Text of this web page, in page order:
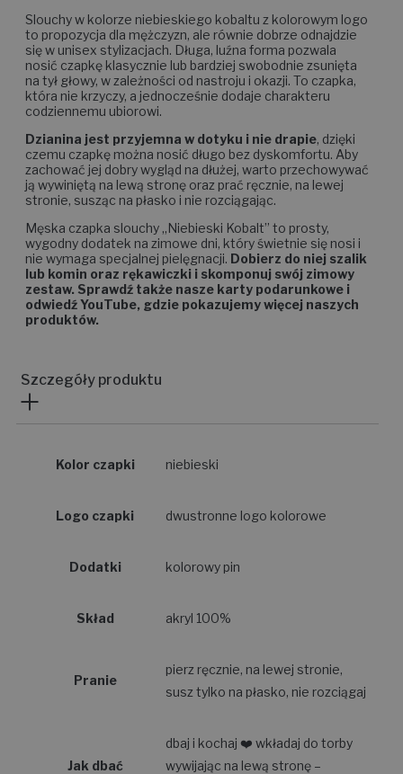
Slouchy w kolorze niebieskiego kobaltu z kolorowym logo
to propozycja dla mężczyzn, ale równie dobrze odnajdzie
się w unisex stylizacjach. Długa, luźna forma pozwala
nosić czapkę klasycznie lub bardziej swobodnie zsunięta
na tył głowy, w zależności od nastroju i okazji. To czapka,
która nie krzyczy, a jednocześnie dodaje charakteru
codziennemu ubiorowi.
Dzianina jest przyjemna w dotyku i nie drapie, dzięki
czemu czapkę można nosić długo bez dyskomfortu. Aby
zachować jej dobry wygląd na dłużej, warto przechowywać
ją wywiniętą na lewą stronę oraz prać ręcznie, na lewej
stronie, susząc na płasko i nie rozciągając.
Męska czapka slouchy „Niebieski Kobalt” to prosty,
wygodny dodatek na zimowe dni, który świetnie się nosi i
nie wymaga specjalnej pielęgnacji. Dobierz do niej szalik
lub komin oraz rękawiczki i skomponuj swój zimowy
zestaw. Sprawdź także nasze karty podarunkowe i
odwiedź YouTube, gdzie pokazujemy więcej naszych
produktów.
Szczegóły produktu
Kolor czapki niebieski
Logo czapki dwustronne logo kolorowe
Dodatki kolorowy pin
Skład akryl 100%
Pranie
pierz ręcznie, na lewej stronie,
susz tylko na płasko, nie rozciągaj
Jak dbać
dbaj i kochaj ❤️ wkładaj do torby
wywijając na lewą stronę –